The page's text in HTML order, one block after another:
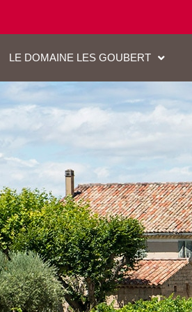
LE DOMAINE LES GOUBERT